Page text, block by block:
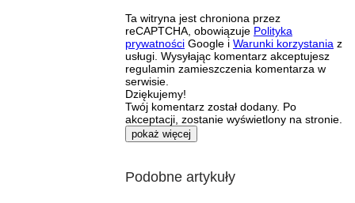
Ta witryna jest chroniona przez
reCAPTCHA, obowiązuje Polityka
prywatności Google i Warunki korzystania z
usługi. Wysyłając komentarz akceptujesz
regulamin zamieszczenia komentarza w
serwisie.
Dziękujemy!
Twój komentarz został dodany. Po
akceptacji, zostanie wyświetlony na stronie.
pokaż więcej
Podobne artykuły